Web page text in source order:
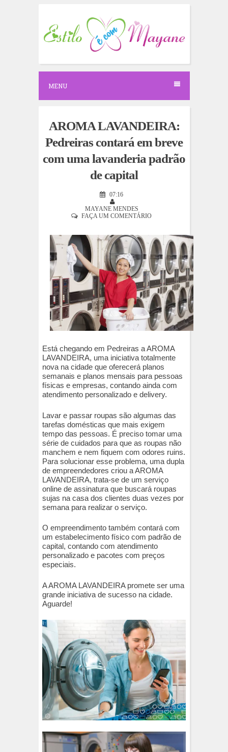
c
o
e
MENU
AROMA LAVANDEIRA:
Pedreiras contará em breve
com uma lavanderia padrão
de capital
07:16
MAYANE MENDES
FAÇA UM COMENTÁRIO
Está chegando em Pedreiras a AROMA
LAVANDEIRA, uma iniciativa totalmente
nova na cidade que oferecerá planos
semanais e planos mensais para pessoas
físicas e empresas, contando ainda com
atendimento personalizado e delivery.
Lavar e passar roupas são algumas das
tarefas domésticas que mais exigem
tempo das pessoas. É preciso tomar uma
série de cuidados para que as roupas não
manchem e nem fiquem com odores ruins.
Para solucionar esse problema, uma dupla
de empreendedores criou a AROMA
LAVANDEIRA, trata-se de um serviço
online de assinatura que buscará roupas
sujas na casa dos clientes duas vezes por
semana para realizar o serviço.
O empreendimento também contará com
um estabelecimento físico com padrão de
capital, contando com atendimento
personalizado e pacotes com preços
especiais.
A AROMA LAVANDEIRA promete ser uma
grande iniciativa de sucesso na cidade.
Aguarde!